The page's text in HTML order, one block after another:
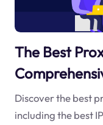
The Best
Discover the best
including the best